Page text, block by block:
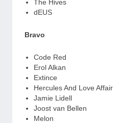
The Hives
dEUS
Bravo
Code Red
Erol Alkan
Extince
Hercules And Love Affair
Jamie Lidell
Joost van Bellen
Melon